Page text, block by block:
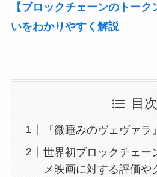
【ブロックチェーンのトー
いをわかりやすく解説
目次
『微睡みのヴェヴァラ
世界初ブロックチェー
メ映画に対する評価や